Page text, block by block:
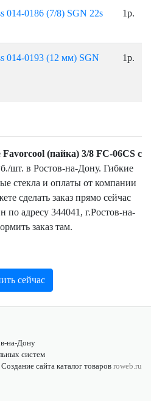
014-0186 (7/8) SGN 22s 1р.
014-0193 (12 мм) SGN
1р.
(пайка) 3/8 FC-06CS c
шт. в Ростов-на-Дону. Гибкие
стекла и оплаты от компании
сделать заказ прямо сейчас
по адресу 344041, г.Ростов-на-
заказ там.
сейчас
на-Дону
систем
Создание сайта каталог товаров roweb.ru